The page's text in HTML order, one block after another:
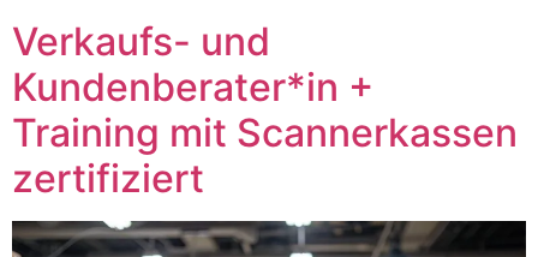
Verkaufs- und
Kundenberater*in +
Training mit Scannerkassen
zertifiziert